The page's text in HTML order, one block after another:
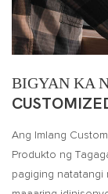
BIGYAN KA
Ang Imlang
Produkto ng
pagiging natatangi